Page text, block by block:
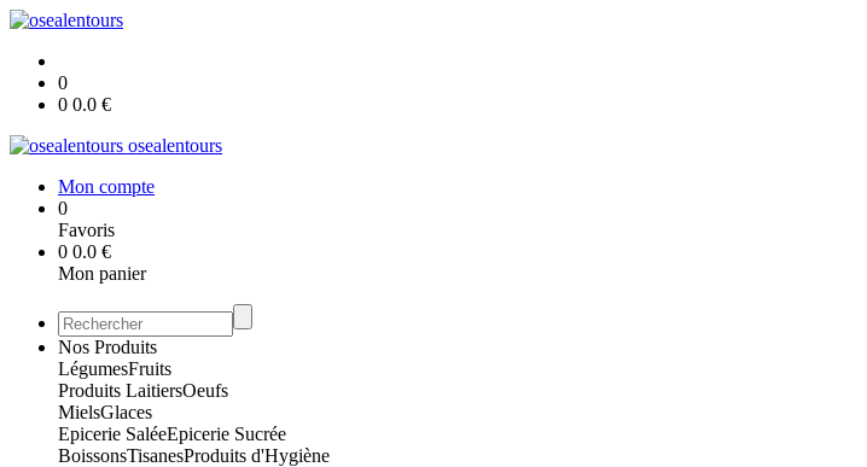
0
0 0.0 €
osealentours
Mon compte
0
Favoris
0 0.0 €
Mon panier
Nos Produits
LégumesFruits
Produits LaitiersOeufs
MielsGlaces
Epicerie SaléeEpicerie Sucrée
BoissonsTisanesProduits d'Hygiène